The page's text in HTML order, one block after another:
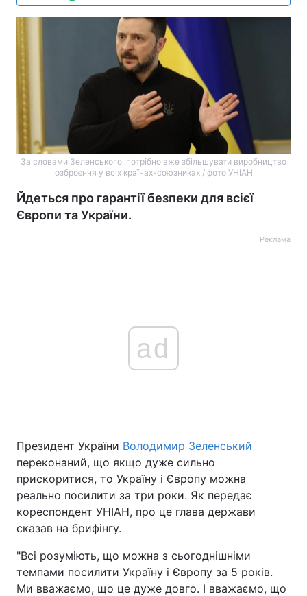
За словами Зеленського, потрібно вже збільшувати виробництво
озброєння у всіх країнах-союзниках / фото УНІАН
Йдеться про гарантії безпеки для всієї
Європи та України.
Реклама
ad
Президент України Володимир Зеленський
переконаний, що якщо дуже сильно
прискоритися, то Україну і Європу можна
реально посилити за три роки. Як передає
кореспондент УНІАН, про це глава держави
сказав на брифінгу.
"Всі розуміють, що можна з сьогоднішніми
темпами посилити Україну і Європу за 5 років.
Ми вважаємо, що це дуже довго. І вважаємо, що